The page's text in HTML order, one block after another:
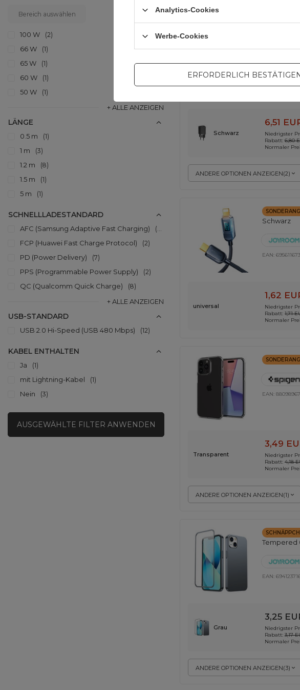
Bereich auswählen
100 W 2
66 W 1
65 W 1
60 W 1
50 W 1
+ ALLE ANZEIGEN
LÄNGE
0.5 m 1
1 m 3
1.2 m 8
1.5 m 1
5 m 1
SCHNELLLADESTANDARD
AFC (Samsung Adaptive Fast Charging) 3
FCP (Huawei Fast Charge Protocol) 2
PD (Power Delivery) 7
PPS (Programmable Power Supply) 2
QC (Qualcomm Quick Charge) 8
+ ALLE ANZEIGEN
USB-STANDARD
USB 2.0 Hi-Speed (USB 480 Mbps) 12
KABEL ENTHALTEN
Ja 1
mit Lightning-Kabel 1
Nein 3
AUSGEWÄHLTE FILTER ANWENDEN
Delivery
ANDERE OPTIONEN ANZEIGEN(2)
Schwarz
6,51
Niedrigster
Rabatt: 6,80
Normaler
Schwarz
EAN:
universal
1,62
Niedrigster
Rabatt: 1,71
Normaler
EAN:
ANDERE OPTIONEN ANZEIGEN(1)
Transparent
3,49
Niedrigster
Rabatt: 4,18
Normaler
Tempered
EAN:
ANDERE OPTIONEN ANZEIGEN(3)
Grau
3,25
Niedrigster
Rabatt: 3,17
Normaler
Analytics-Cookies
Werbe-Cookies
ERFORDERLICH